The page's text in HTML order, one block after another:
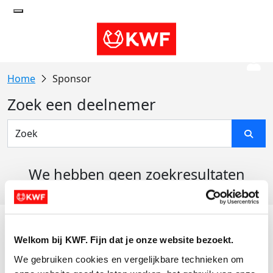
Welkom bij KWF. Fijn dat je onze website bezoekt.
We gebruiken cookies en vergelijkbare technieken om
Sponsor
Zoek een deelnemer
We hebben geen zoekresultaten
Actiematerialen
Evenementen